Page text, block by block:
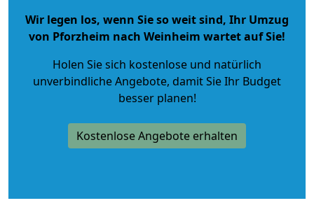
Wir legen los, wenn Sie so weit sind, Ihr Umzug
von Pforzheim nach Weinheim wartet auf Sie!
Holen Sie sich kostenlose und natürlich
unverbindliche Angebote, damit Sie Ihr Budget
besser planen!
Kostenlose Angebote erhalten